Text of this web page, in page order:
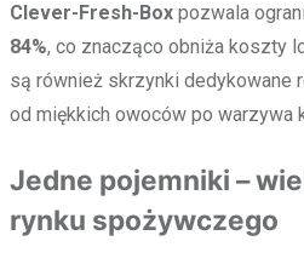
Clever-Fresh-Box pozwala
84%, co znacząco obniża koszty
są również skrzynki dedykowane
od miękkich owoców po warzywa
Jedne pojemniki –
rynku spożywczego